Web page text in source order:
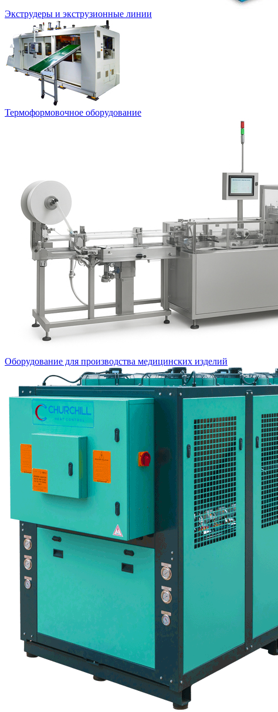
Экструдеры и экструзионные линии
Термоформовочное оборудование
Оборудование для производства медицинских изделий